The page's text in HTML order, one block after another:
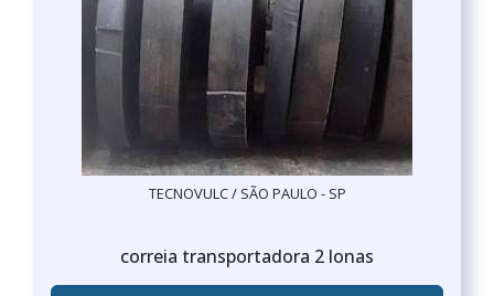
TECNOVULC / SÃO PAULO - SP
correia transportadora 2 lonas